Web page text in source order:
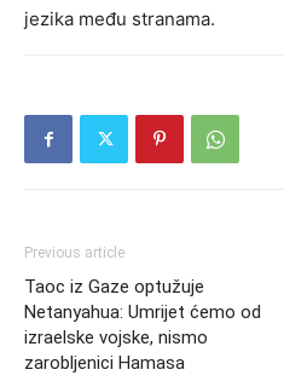
jezika među stranama.
Previous article
Taoc iz Gaze optužuje
Netanyahua: Umrijet ćemo od
izraelske vojske, nismo
zarobljenici Hamasa